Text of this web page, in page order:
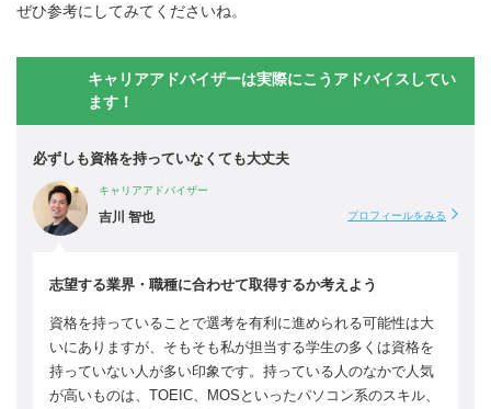
ぜひ参考にしてみてくださいね。
キャリアアドバイザーは実際にこうアドバイスしてい
ます！
必ずしも資格を持っていなくても大丈夫
キャリアアドバイザー
吉川 智也 プロフィールをみる
志望する業界・職種に合わせて取得するか考えよう
資格を持っていることで選考を有利に進められる可能性は大
いにありますが、そもそも私が担当する学生の多くは資格を
持っていない人が多い印象です。持っている人のなかで人気
が高いものは、TOEIC、MOSといったパソコン系のスキル、